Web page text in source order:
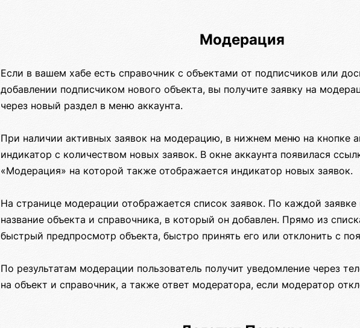
Модерация
Если в вашем хабе есть справочник с объектами от подписчиков или
добавлении подписчиком нового объекта, вы получите заявку на
через новый раздел в меню аккаунта.
При наличии активных заявок на модерацию, в нижнем меню на кнопке
индикатор с количеством новых заявок. В окне аккаунта появилася
«Модерация» на которой также отображается индикатор новых заявок.
На странице модерации отображается список заявок. По каждой заявке
название объекта и справочника, в который он добавлен. Прямо из
быстрый предпросмотр объекта, быстро принять его или отклонить с
По результатам модерации пользователь получит уведомление через
на объект и справочник, а также ответ модератора, если модератор